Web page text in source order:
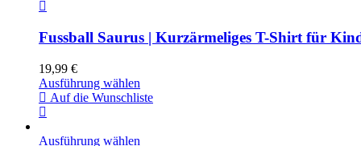
Fussball Saurus | Kurzärmeliges T-Shirt für
19,99 €
Ausführung wählen
Auf die Wunschliste
Ausführung wählen